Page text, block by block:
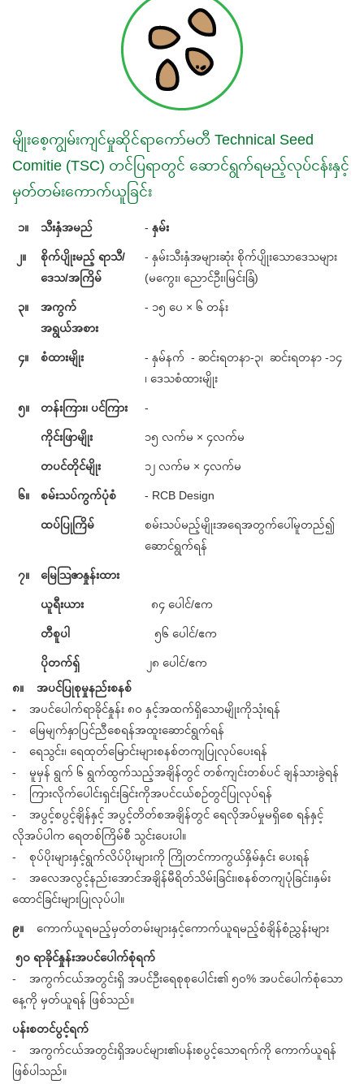
မျိုးစေ့ကျွမ်းကျင်မှုဆိုင်ရာကော်မတီ Technical Seed
Comitie (TSC) တင်ပြရာတွင် ဆောင်ရွက်ရမည့်လုပ်ငန်းနှင့်
မှတ်တမ်းကောက်ယူခြင်း
၁။ သီးနှံအမည် - နှမ်း
၂။
စိုက်ပျိုးမည့် ရာသီ/
ဒေသ/အကြိမ်
- နှမ်းသီးနှံအများဆုံး စိုက်ပျိုးသောဒေသများ
(မကွေး၊ ညောင်ဦး၊မြင်းခြံ)
၃။
အကွက်
အရွယ်အစား
- ၁၅ ပေ × ၆ တန်း
၄။ စံထားမျိုး
- နှမ်နက် - ဆင်းရတနာ-၃၊ ဆင်းရတနာ -၁၄
၊ ဒေသစံထားမျိုး
၅။ တန်းကြား၊ ပင်ကြား -
ကိုင်းဖြာမျိုး ၁၅ လက်မ × ၄လက်မ
တပင်တိုင်မျိုး ၁၂ လက်မ × ၄လက်မ
၆။ စမ်းသပ်ကွက်ပုံစံ - RCB Design
ထပ်ပြုကြိမ်
စမ်းသပ်မည့်မျိုးအရေအတွက်ပေါ်မူတည်၍
ဆောင်ရွက်ရန်
၇။ မြေသြဇာနှုန်းထား
ယူရီးယား ၈၄ ပေါင်/ဧက
တီစူပါ ၅၆ ပေါင်/ဧက
ပိုတက်ရှ်
၂၈ ပေါင်/ဧက
၈။ အပင်ပြုစုမှုနည်းစနစ်
- အပင်ပေါက်ရာခိုင်နှုန်း ၈၀ နှင့်အထက်ရှိသောမျိုးကိုသုံးရန်
- မြေမျက်နှာပြင်ညီစေရန်အထူးဆောင်ရွက်ရန်
- ရေသွင်း၊ ရေထုတ်မြောင်းများစနစ်တကျပြုလုပ်ပေးရန်
- မူမှန် ရွက် ၆ ရွက်ထွက်သည့်အချိန်တွင် တစ်ကျင်းတစ်ပင် ချန်သားခွဲရန်
- ကြားလိုက်ပေါင်းရှင်းခြင်းကိုအပင်ငယ်စဥ်တွင်ပြုလုပ်ရန်
- အပွင့်စပွင့်ချိန်နှင့် အပွင့်တိတ်စအချိန်တွင် ရေလိုအပ်မှုမရှိစေ ရန်နှင့်
လိုအပ်ပါက ရေတစ်ကြိမ်စီ သွင်းပေးပါ။
- စုပ်ပိုးများနှင့်ရွက်လိပ်ပိုးများကို ကြိုတင်ကာကွယ်နှိမ်နှင်း ပေးရန်
- အလေအလွင့်နည်းအောင်အချိန်မီရိတ်သိမ်းခြင်း၊စနစ်တကျပုံခြင်း၊နှမ်း
ထောင်ခြင်းများပြုလုပ်ပါ။
၉။ ကောက်ယူရမည့်မှတ်တမ်းများနှင့်ကောက်ယူရမည့်စံချိန်စံညွှန်းများ
၅၀ ရာခိုင်နှုန်းအပင်ပေါက်စုံရက်
- အကွက်ငယ်အတွင်းရှိ အပင်ဦးရေစုစုပေါင်း၏ ၅၀% အပင်ပေါက်စုံသော
နေ့ကို မှတ်ယူရန် ဖြစ်သည်။
ပန်းစတင်ပွင့်ရက်
- အကွက်ငယ်အတွင်းရှိအပင်များ၏ပန်းစပွင့်သောရက်ကို ကောက်ယူရန်
ဖြစ်ပါသည်။